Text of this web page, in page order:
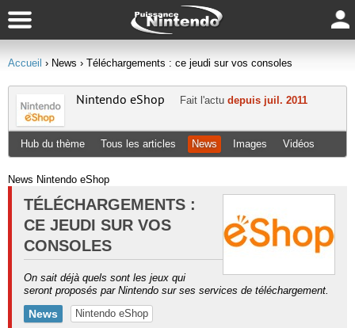
Accueil › News › Téléchargements : ce jeudi sur vos consoles
Nintendo eShop Fait l'actu depuis juil. 2011
Hub du thème Tous les articles News Images Vidéos
News Nintendo eShop
TÉLÉCHARGEMENTS :
CE JEUDI SUR VOS
CONSOLES
On sait déjà quels sont les jeux qui
seront proposés par Nintendo sur ses services de téléchargement.
News Nintendo eShop